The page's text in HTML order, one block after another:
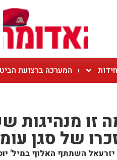
המערכה ברצועת
זו מנהיגות
של סגן
השתתף האלוף במיל'